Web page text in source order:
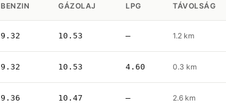
BENZIN GÁZOLAJ LPG TÁVOLSÁG
9.32 10.53 — 1.2 km
9.32 10.53 4.60 0.3 km
9.36 10.47 — 2.6 km